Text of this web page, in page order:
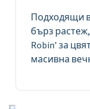
Подходящи
бърз
Robin’ за
масивна